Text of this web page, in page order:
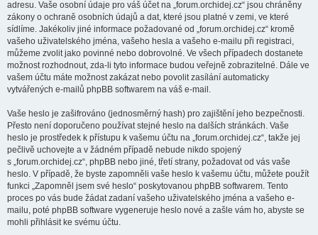
adresu. Vaše osobní údaje pro váš účet na „forum.orchidej.cz“ jsou chráněny
zákony o ochraně osobních údajů a dat, které jsou platné v zemi, ve které
sídlíme. Jakékoliv jiné informace požadované od „forum.orchidej.cz“ kromě
vašeho uživatelského jména, vašeho hesla a vašeho e-mailu při registraci,
můžeme zvolit jako povinné nebo dobrovolné. Ve všech případech dostanete
možnost rozhodnout, zda-li tyto informace budou veřejně zobrazitelné. Dále ve
vašem účtu máte možnost zakázat nebo povolit zasílání automaticky
vytvářených e-mailů phpBB softwarem na váš e-mail.
Vaše heslo je zašifrováno (jednosměrný hash) pro zajištění jeho bezpečnosti.
Přesto není doporučeno používat stejné heslo na dalších stránkách. Vaše
heslo je prostředek k přístupu k vašemu účtu na „forum.orchidej.cz“, takže jej
pečlivě uchovejte a v žádném případě nebude nikdo spojený
s „forum.orchidej.cz“, phpBB nebo jiné, třetí strany, požadovat od vás vaše
heslo. V případě, že byste zapomněli vaše heslo k vašemu účtu, můžete použít
funkci „Zapomněl jsem své heslo“ poskytovanou phpBB softwarem. Tento
proces po vás bude žádat zadaní vašeho uživatelského jména a vašeho e-
mailu, poté phpBB software vygeneruje heslo nové a zašle vám ho, abyste se
mohli přihlásit ke svému účtu.